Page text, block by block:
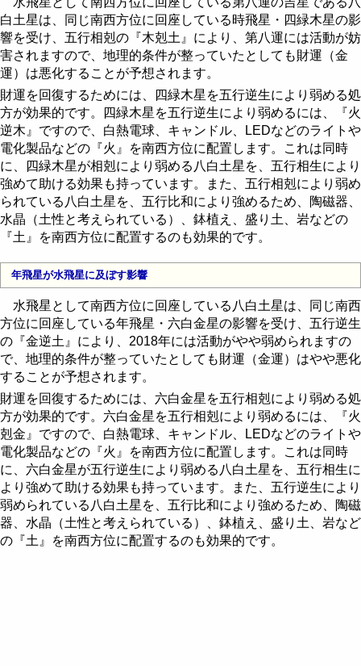
白土星は、同じ南西方位に回座している時飛星・四緑木星の影
響を受け、五行相剋の『木剋土』により、第八運には活動が妨
害されますので、地理的条件が整っていたとしても財運（金
運）は悪化することが予想されます。
財運を回復するためには、四緑木星を五行逆生により弱める処
方が効果的です。四緑木星を五行逆生により弱めるには、『火
逆木』ですので、白熱電球、キャンドル、LEDなどのライトや
電化製品などの『火』を南西方位に配置します。これは同時
に、四緑木星が相剋により弱める八白土星を、五行相生により
強めて助ける効果も持っています。また、五行相剋により弱め
られている八白土星を、五行比和により強めるため、陶磁器、
水晶（土性と考えられている）、鉢植え、盛り土、岩などの
『土』を南西方位に配置するのも効果的です。
年飛星が水飛星に及ぼす影響
水飛星として南西方位に回座している八白土星は、同じ南西
方位に回座している年飛星・六白金星の影響を受け、五行逆生
の『金逆土』により、2018年には活動がやや弱められますの
で、地理的条件が整っていたとしても財運（金運）はやや悪化
することが予想されます。
財運を回復するためには、六白金星を五行相剋により弱める処
方が効果的です。六白金星を五行相剋により弱めるには、『火
剋金』ですので、白熱電球、キャンドル、LEDなどのライトや
電化製品などの『火』を南西方位に配置します。これは同時
に、六白金星が五行逆生により弱める八白土星を、五行相生に
より強めて助ける効果も持っています。また、五行逆生により
弱められている八白土星を、五行比和により強めるため、陶磁
器、水晶（土性と考えられている）、鉢植え、盛り土、岩など
の『土』を南西方位に配置するのも効果的です。